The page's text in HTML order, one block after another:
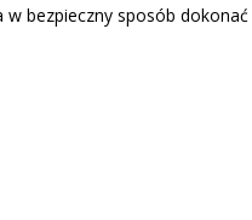
bezpieczny sposób